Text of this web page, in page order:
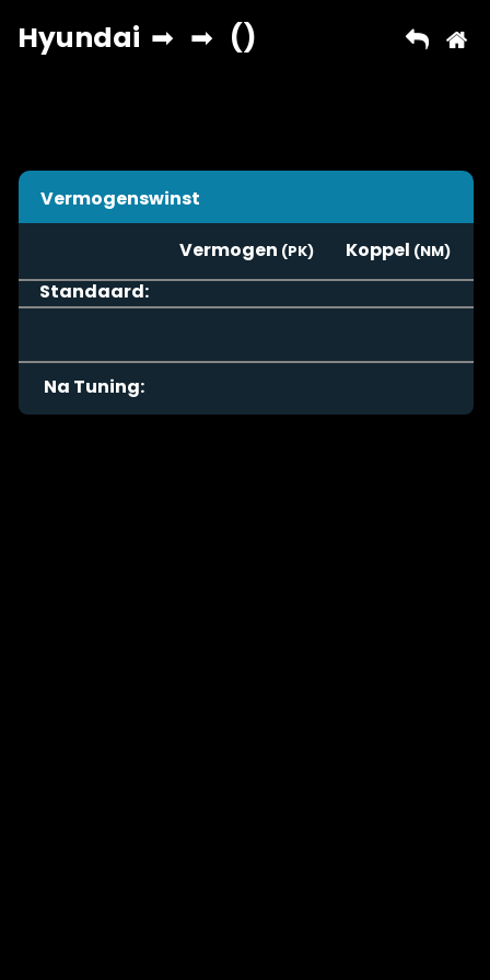
Vermogenswinst
Vermogen
Koppel
Standaard:
Na Tuning: